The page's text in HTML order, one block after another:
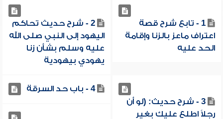
1 - تابع شرح قصة
اعتراف ماعز بالزنا وإقامة
الحد عليه
2 - شرح حديث تحاكم
اليهود إلى النبي صلى الله
عليه وسلم بشأن زنا
يهودي بيهودية
3 - شرح حديث: (لو أن
رجلاً اطلع عليك بغير
4 - باب حد السرقة